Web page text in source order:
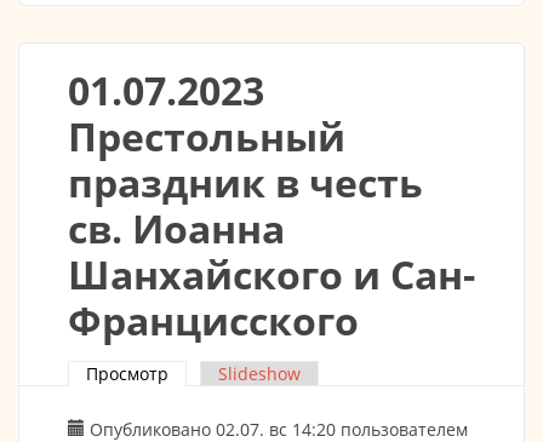
01.07.2023
Престольный
праздник в честь
св. Иоанна
Шанхайского и Сан-
Францисского
Главные вкладки
Просмотр (активная вкладка)
Slideshow
Опубликовано 02.07. вс 14:20 пользователем